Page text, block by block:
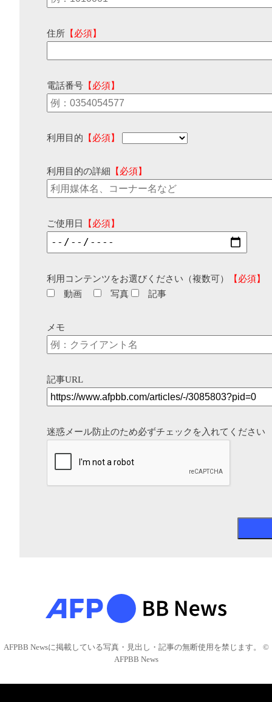
住所 【必須】
電話番号 【必須】
利用目的 【必須】
利用目的の詳細 【必須】
ご使用日 【必須】
利用コンテンツをお選びください（複数可）
【必須】
動画
写真 記事
メモ
記事URL
迷惑メール防止のため必ずチェックを入れてください
AFPBB Newsに掲載している写真・見出し・記事の無断使用を禁じます。 ©
AFPBB News